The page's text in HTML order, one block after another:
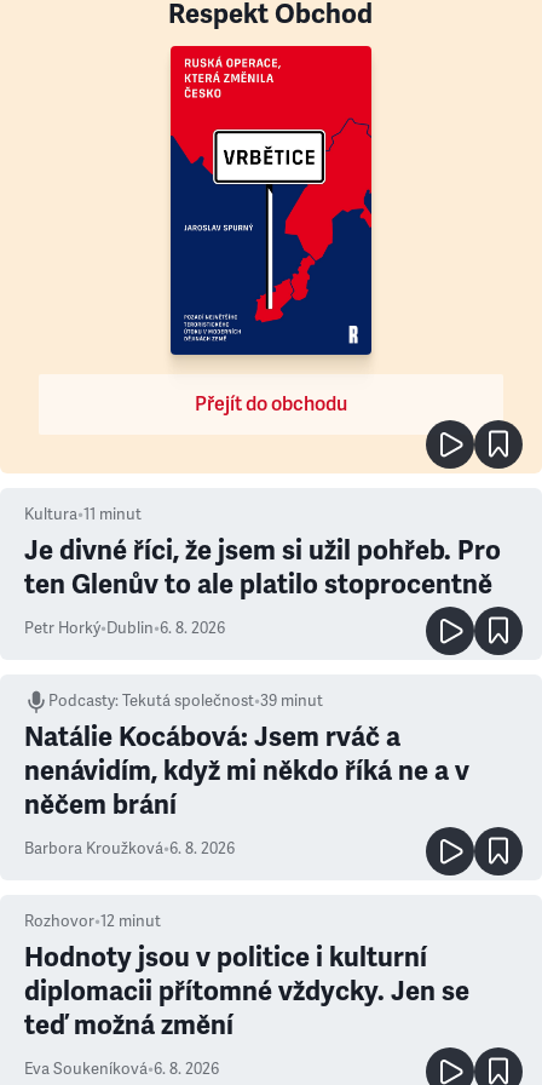
Respekt Obchod
Přejít do obchodu
Kultura•11 minut
Je divné říci, že jsem si užil pohřeb. Pro
ten Glenův to ale platilo stoprocentně
Petr Horký•Dublin•6. 8. 2026
Podcasty:Tekutá společnost•39 minut
Natálie Kocábová: Jsem rváč a
nenávidím, když mi někdo říká ne a v
něčem brání
Barbora Kroužková•6. 8. 2026
Rozhovor•12 minut
Hodnoty jsou v politice i kulturní
diplomacii přítomné vždycky. Jen se
teď možná změní
Eva Soukeníková•6. 8. 2026